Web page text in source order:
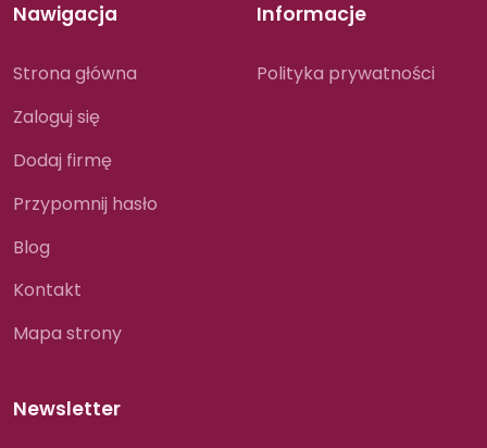
Nawigacja
Strona główna
Zaloguj się
Dodaj firmę
Przypomnij hasło
Blog
Kontakt
Mapa strony
Informacje
Polityka prywatności
Newsletter